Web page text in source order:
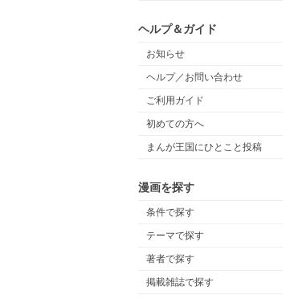
ヘルプ＆ガイド
お知らせ
ヘルプ／お問い合わせ
ご利用ガイド
初めての方へ
まんが王国にひとこと投稿
漫画を探す
条件で探す
テーマで探す
著者で探す
掲載雑誌で探す